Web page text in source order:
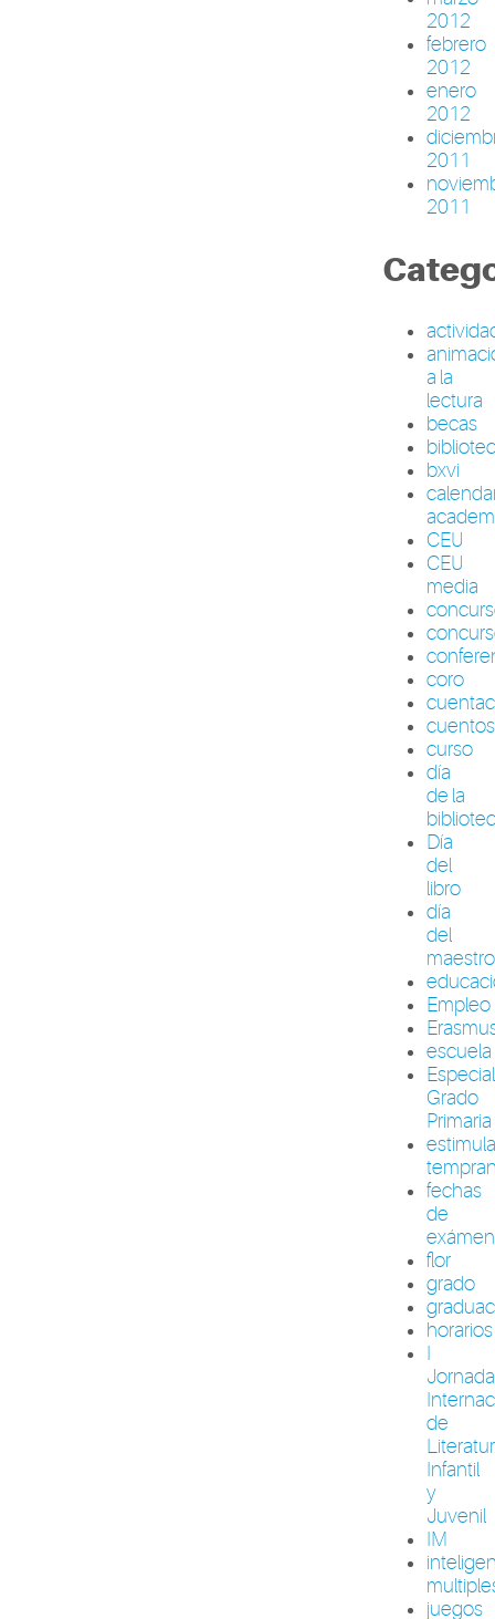
2012
febrero
2012
enero
2012
2011
2011
a la
lectura
becas
bxvi
CEU
CEU
media
coro
cuentos
curso
día
de la
Día
del
libro
día
del
maestro
Empleo
escuela
Grado
Primaria
fechas
de
flor
grado
horarios
I
de
Infantil
y
Juvenil
IM
juegos